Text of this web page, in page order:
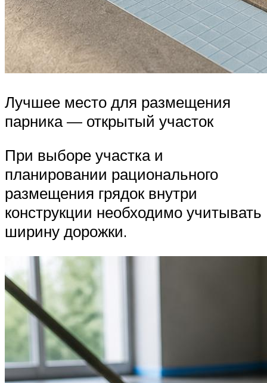
Лучшее место для размещения
парника — открытый участок
При выборе участка и
планировании рационального
размещения грядок внутри
конструкции необходимо учитывать
ширину дорожки.